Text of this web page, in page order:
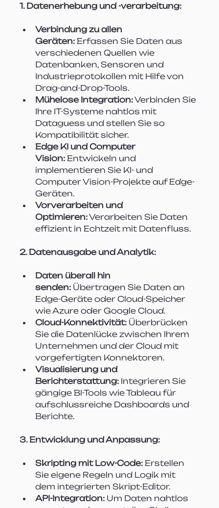
1. Datenerhebung und -verarbeitung:
Verbindung zu allen
Geräten: Erfassen Sie Daten aus
verschiedenen Quellen wie
Datenbanken, Sensoren und
Industrieprotokollen mit Hilfe von
Drag-and-Drop-Tools.
Mühelose Integration: Verbinden Sie
Ihre IT-Systeme nahtlos mit
Dataguess und stellen Sie so
Kompatibilität sicher.
Edge KI und Computer
Vision: Entwickeln und
implementieren Sie KI- und
Computer Vision-Projekte auf Edge-
Geräten.
Vorverarbeiten und
Optimieren: Verarbeiten Sie Daten
effizient in Echtzeit mit Datenfluss.
2. Datenausgabe und Analytik:
Daten überall hin
senden: Übertragen Sie Daten an
Edge-Geräte oder Cloud-Speicher
wie Azure oder Google Cloud.
Cloud-Konnektivität: Überbrücken
Sie die Datenlücke zwischen Ihrem
Unternehmen und der Cloud mit
vorgefertigten Konnektoren.
Visualisierung und
Berichterstattung: Integrieren Sie
gängige BI-Tools wie Tableau für
aufschlussreiche Dashboards und
Berichte.
3. Entwicklung und Anpassung:
Skripting mit Low-Code: Erstellen
Sie eigene Regeln und Logik mit
dem integrierten Skript-Editor.
API-Integration: Um Daten nahtlos